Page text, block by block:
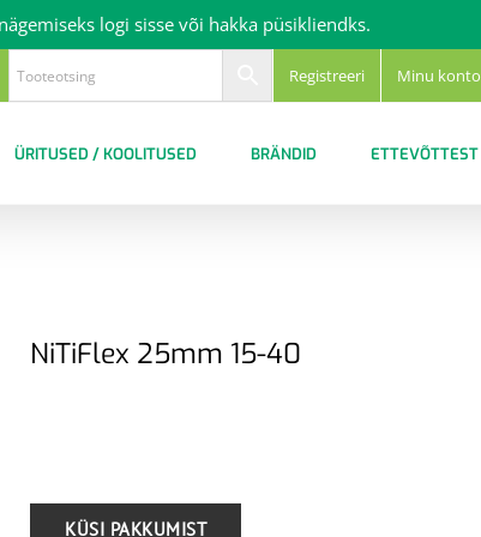
Registreeri Minu konto
ÜRITUSED / KOOLITUSED BRÄNDID ETTEVÕTTEST
NiTiFlex 25mm 15-40
logi sisse või hakka püsikliendks.